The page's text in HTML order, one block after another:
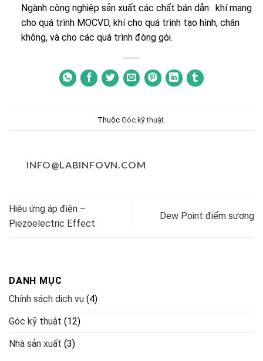
Ngành công nghiệp sản xuất các chất bán dẫn: khí mang
cho quá trình MOCVD, khí cho quá trình tạo hình, chân
không, và cho các quá trình đòng gói.
Thuộc Góc kỹ thuật
INFO@LABINFOVN.COM
Hiệu ứng áp điện –
Piezoelectric Effect
Dew Point điểm sương
DANH MỤC
Chính sách dịch vụ (4)
Góc kỹ thuật (12)
Nhà sản xuất (3)